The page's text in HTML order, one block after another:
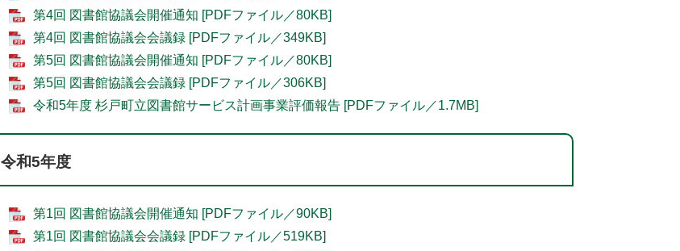
第4回 図書館協議会開催通知 [PDFファイル／80KB]
第4回 図書館協議会会議録 [PDFファイル／349KB]
第5回 図書館協議会開催通知 [PDFファイル／80KB]
第5回 図書館協議会会議録 [PDFファイル／306KB]
令和5年度 杉戸町立図書館サービス計画事業評価報告 [PDFファイル／1.7MB]
令和5年度
第1回 図書館協議会開催通知 [PDFファイル／90KB]
第1回 図書館協議会会議録 [PDFファイル／519KB]